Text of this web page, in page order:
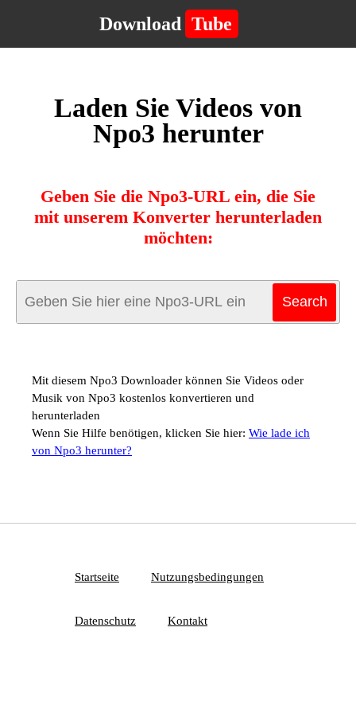
Download Tube
Laden Sie Videos von
Npo3 herunter
Geben Sie die Npo3-URL ein, die Sie
mit unserem Konverter herunterladen
möchten:
Mit diesem Npo3 Downloader können Sie Videos oder
Musik von Npo3 kostenlos konvertieren und
herunterladen
Wenn Sie Hilfe benötigen, klicken Sie hier: Wie lade ich
von Npo3 herunter?
Startseite Nutzungsbedingungen
Datenschutz Kontakt